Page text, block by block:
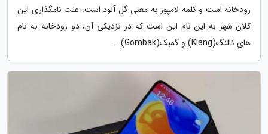
رودخانه است و کلمه لامپور به معنی گل آلود است. علت نامگذاری این
کلان شهر به این نام این است که در نزدیکی آن، دو رودخانه به نام
های کالنگ(Klang) و گمبک(Gombak)...